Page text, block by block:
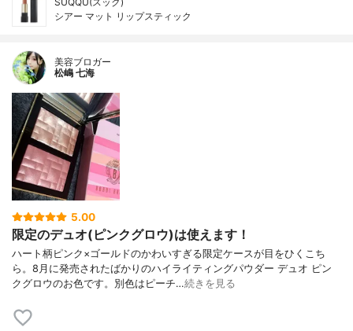
シアー マット リップスティック
美容ブロガー
松嶋 七海
5.00
限定のデュオ(ピンクグロウ)は使えます！
ハート柄ピンク×ゴールドのかわいすぎる限定ケースが目をひくこち
ら。8月に発売されたばかりのハイライティングパウダー デュオ ピン
クグロウのお色です。別色はピーチ…続きを見る